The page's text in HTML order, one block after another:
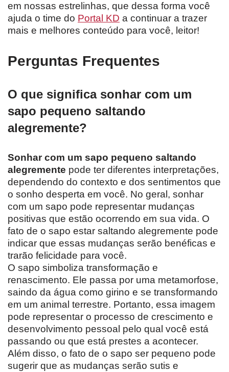
em nossas estrelinhas, que dessa forma você
ajuda o time do Portal KD a continuar a trazer
mais e melhores conteúdo para você, leitor!
Perguntas Frequentes
O que significa sonhar com um
sapo pequeno saltando
alegremente?
Sonhar com um sapo pequeno saltando
alegremente pode ter diferentes interpretações,
dependendo do contexto e dos sentimentos que
o sonho desperta em você. No geral, sonhar
com um sapo pode representar mudanças
positivas que estão ocorrendo em sua vida. O
fato de o sapo estar saltando alegremente pode
indicar que essas mudanças serão benéficas e
trarão felicidade para você.
O sapo simboliza transformação e
renascimento. Ele passa por uma metamorfose,
saindo da água como girino e se transformando
em um animal terrestre. Portanto, essa imagem
pode representar o processo de crescimento e
desenvolvimento pessoal pelo qual você está
passando ou que está prestes a acontecer.
Além disso, o fato de o sapo ser pequeno pode
sugerir que as mudanças serão sutis e